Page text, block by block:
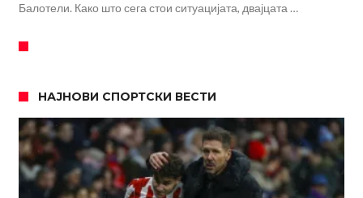
Балотели. Како што сега стои ситуацијата, двајцата …
НАЈНОВИ СПОРТСКИ ВЕСТИ